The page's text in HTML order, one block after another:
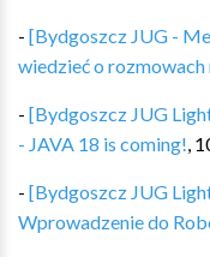
- [Bydgoszcz JUG -
wiedzieć o
- [Bydgoszcz JUG
- JAVA 18 is coming!,
- [Bydgoszcz JUG
Wprowadzenie do